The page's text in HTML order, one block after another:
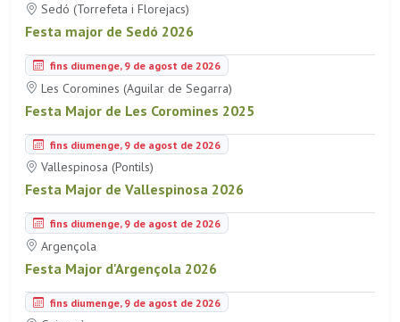
Sedó (Torrefeta i Florejacs)
Festa major de Sedó 2026
fins diumenge, 9 de agost de 2026
Les Coromines (Aguilar de Segarra)
Festa Major de Les Coromines 2025
fins diumenge, 9 de agost de 2026
Vallespinosa (Pontils)
Festa Major de Vallespinosa 2026
fins diumenge, 9 de agost de 2026
Argençola
Festa Major d'Argençola 2026
fins diumenge, 9 de agost de 2026